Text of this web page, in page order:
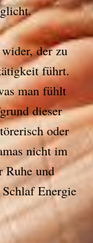
der zu
führt.
man fühlt
dieser
oder
nicht im
Ruhe und
Energie